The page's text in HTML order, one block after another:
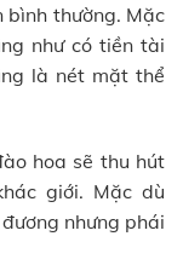
bình thường. Mặc
như có tiền tài
là nét mặt thể
hoa sẽ thu hút
giới. Mặc dù
nhưng phái